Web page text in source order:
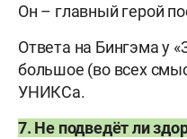
Он – главный герой
Ответа на Бингэма у
большое (во всех
УНИКСа.
7. Не подведёт ли